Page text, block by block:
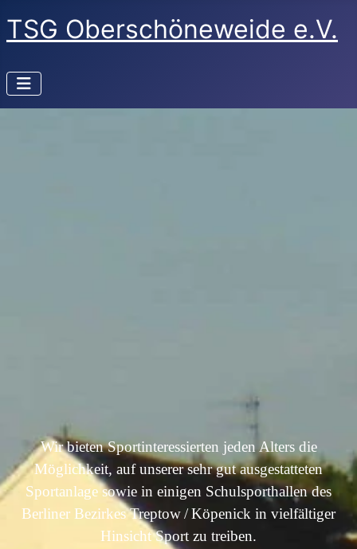
TSG Oberschöneweide e.V.
Wir bieten Sportinteressierten jeden Alters die
Möglichkeit, auf unserer sehr gut ausgestatteten
Sportanlage sowie in einigen Schulsporthallen des
Berliner Bezirkes Treptow / Köpenick in vielfältiger
Hinsicht Sport zu treiben.